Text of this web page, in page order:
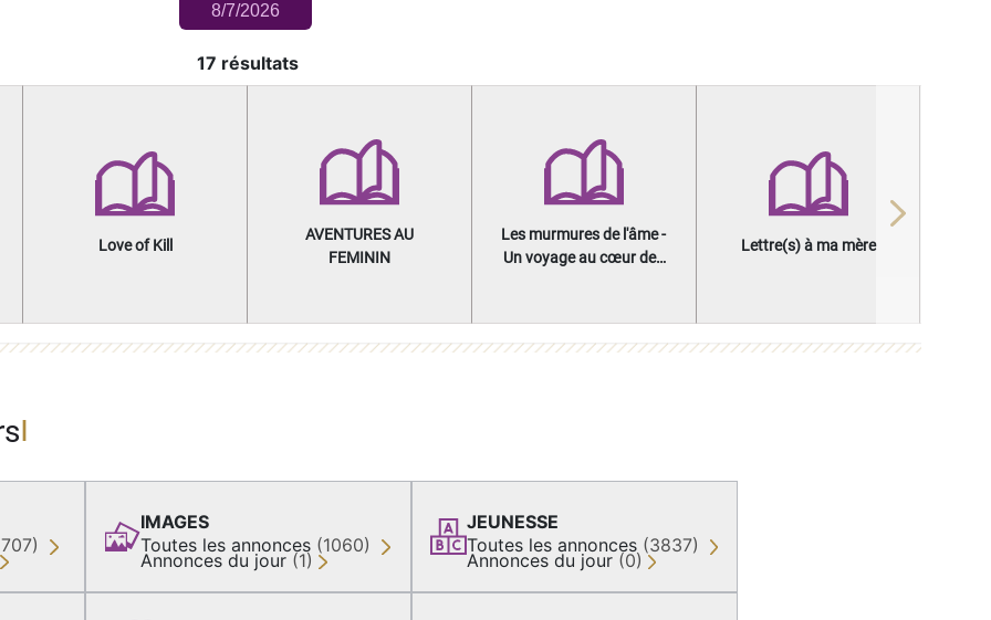
8/7/2026
17 résultats
Love of Kill
AVENTURES AU
FEMININ
Les murmures de l'âme -
Un voyage au cœur des
Lettre(s) à ma mère
Next
IMAGES
Toutes les annonces (1060)
Annonces du jour (1)
JEUNESSE
Toutes les annonces (3837)
Annonces du jour (0)